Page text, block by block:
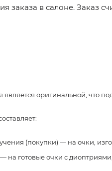
заказа в салоне. Заказ
оригинальной, что
(покупки) — на очки,
на готовые очки с